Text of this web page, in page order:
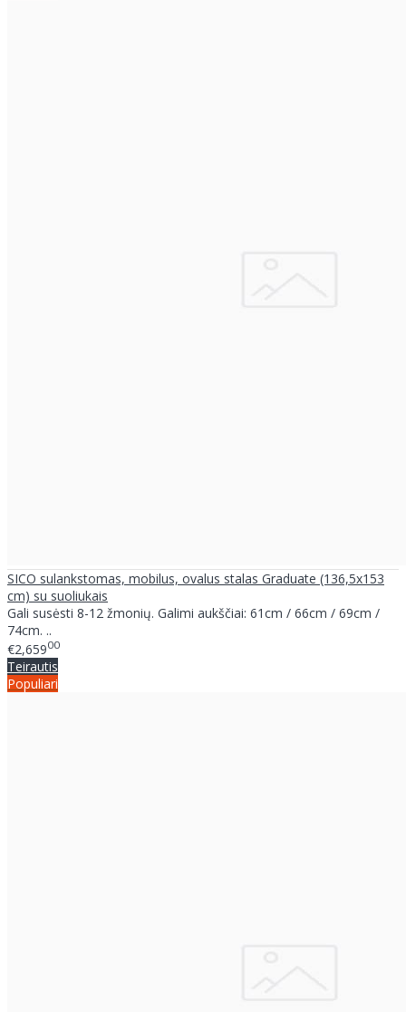
SICO sulankstomas, mobilus, ovalus stalas Graduate (136,5x153
cm) su suoliukais
Gali susėsti 8-12 žmonių. Galimi aukščiai: 61cm / 66cm / 69cm /
74cm. ..
€2,65900
Teirautis
Populiari